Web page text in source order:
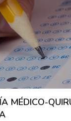
MÉDICO-